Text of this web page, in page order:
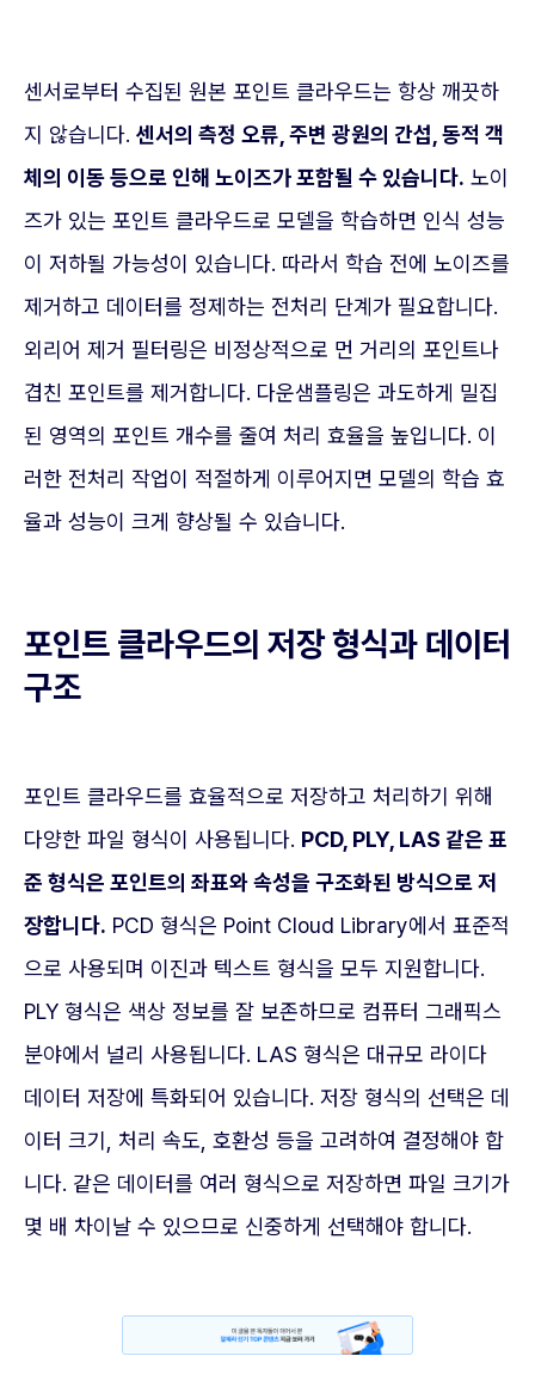
센서로부터 수집된 원본 포인트 클라우드는 항상 깨끗하
지 않습니다. 센서의 측정 오류, 주변 광원의 간섭, 동적 객
체의 이동 등으로 인해 노이즈가 포함될 수 있습니다. 노이
즈가 있는 포인트 클라우드로 모델을 학습하면 인식 성능
이 저하될 가능성이 있습니다. 따라서 학습 전에 노이즈를
제거하고 데이터를 정제하는 전처리 단계가 필요합니다.
외리어 제거 필터링은 비정상적으로 먼 거리의 포인트나
겹친 포인트를 제거합니다. 다운샘플링은 과도하게 밀집
된 영역의 포인트 개수를 줄여 처리 효율을 높입니다. 이
러한 전처리 작업이 적절하게 이루어지면 모델의 학습 효
율과 성능이 크게 향상될 수 있습니다.
포인트 클라우드의 저장 형식과 데이터
구조
포인트 클라우드를 효율적으로 저장하고 처리하기 위해
다양한 파일 형식이 사용됩니다. PCD, PLY, LAS 같은 표
준 형식은 포인트의 좌표와 속성을 구조화된 방식으로 저
장합니다. PCD 형식은 Point Cloud Library에서 표준적
으로 사용되며 이진과 텍스트 형식을 모두 지원합니다.
PLY 형식은 색상 정보를 잘 보존하므로 컴퓨터 그래픽스
분야에서 널리 사용됩니다. LAS 형식은 대규모 라이다
데이터 저장에 특화되어 있습니다. 저장 형식의 선택은 데
이터 크기, 처리 속도, 호환성 등을 고려하여 결정해야 합
니다. 같은 데이터를 여러 형식으로 저장하면 파일 크기가
몇 배 차이날 수 있으므로 신중하게 선택해야 합니다.